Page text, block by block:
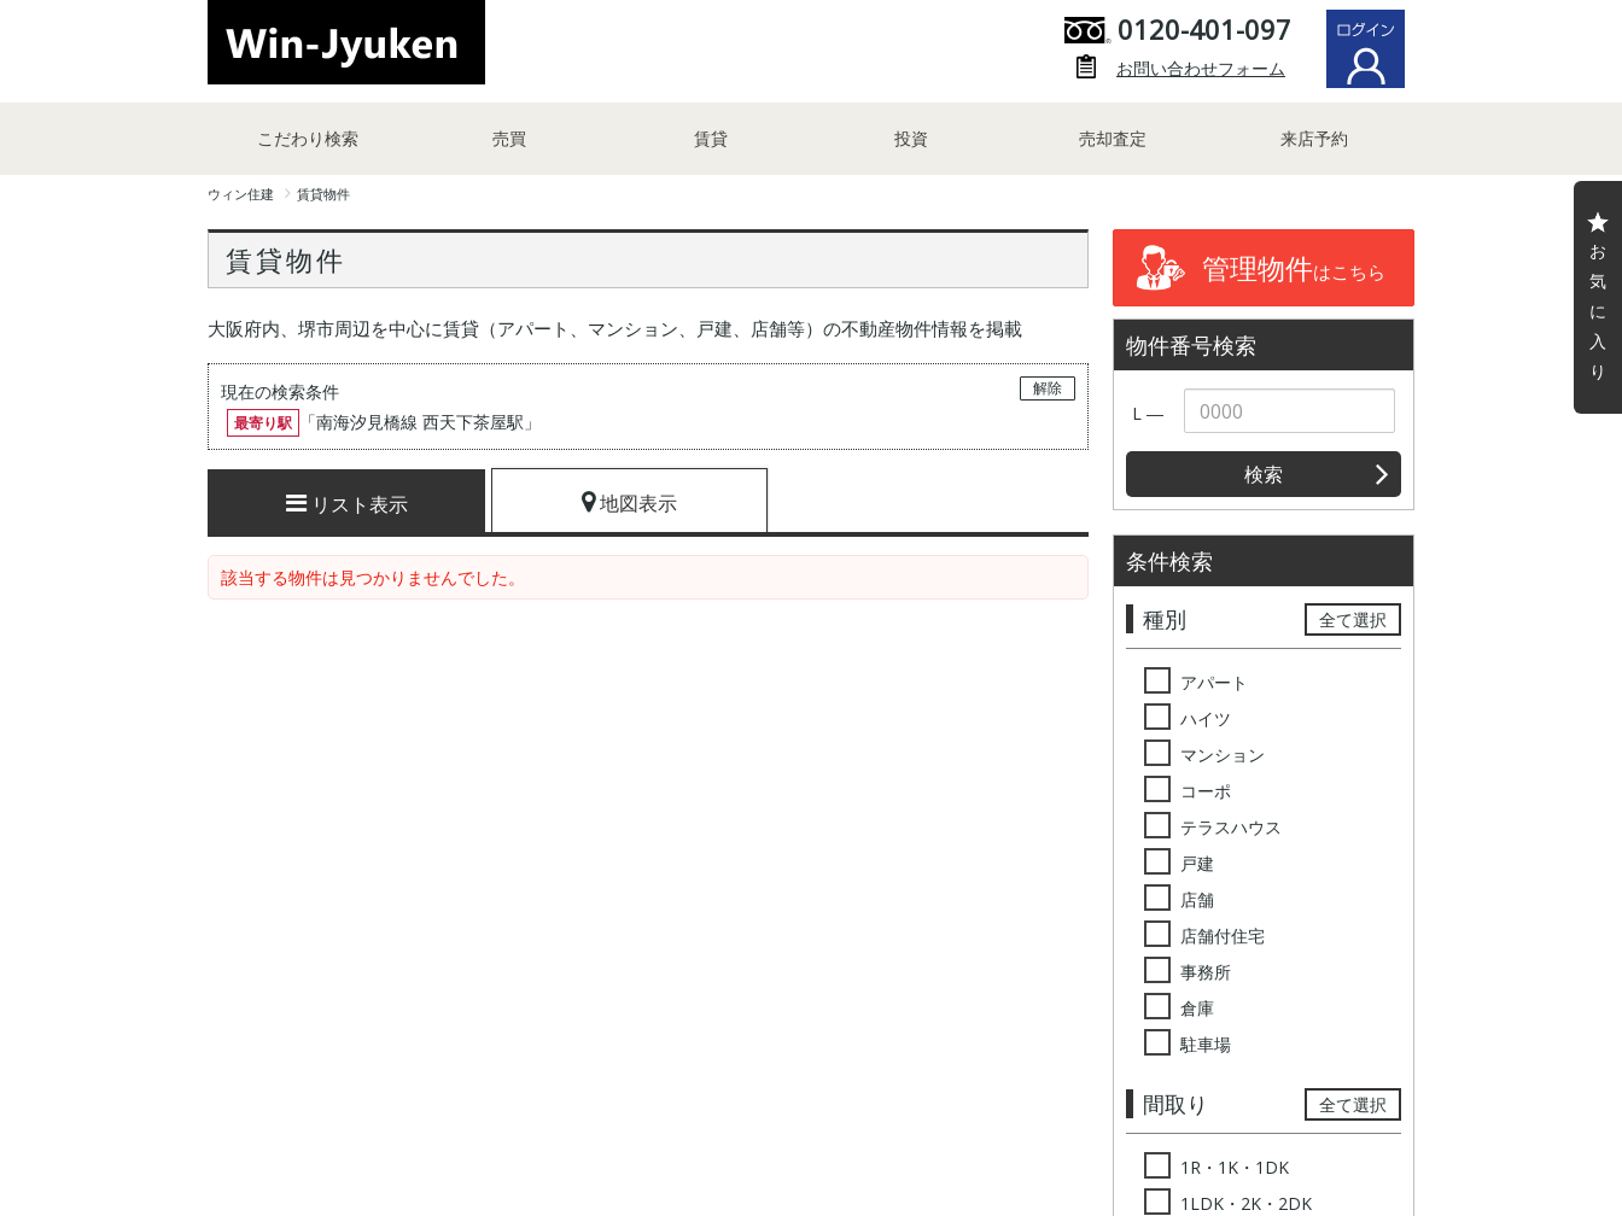
0120-401-097
お問い合わせフォーム
こだわり検索 売買 賃貸 投資 売却査定 来店予約
お
気
に
入
り
ウィン住建 賃貸物件
賃貸物件
大阪府内、堺市周辺を中心に賃貸（アパート、マンション、戸建、店舗等）の不動産物件情報を掲載
現在の検索条件
解除
最寄り駅
「南海汐見橋線 西天下茶屋駅 」
リスト表示 地図表示
該当する物件は見つかりませんでした。
管理物件はこちら
物件番号検索
L ―
検索
条件検索
種別
全て選択
アパート
ハイツ
マンション
コーポ
テラスハウス
戸建
店舗
店舗付住宅
事務所
倉庫
駐車場
間取り 全て選択
1R・1K・1DK
1LDK・2K・2DK